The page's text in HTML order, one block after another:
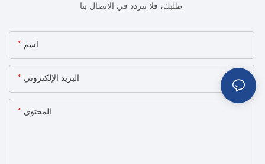
طلبك، فلا تتردد في الاتصال بنا.
اسم
البريد الإلكتروني
المحتوى